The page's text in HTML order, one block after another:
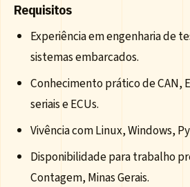
Requisitos
Experiência em engenharia de
sistemas embarcados.
Conhecimento prático de CAN,
seriais e ECUs.
Vivência com Linux, Windows,
Disponibilidade para trabalho
Contagem, Minas Gerais.